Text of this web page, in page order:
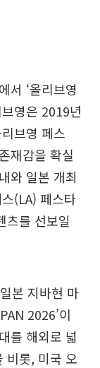
서 ‘올리브영
영은 2019년
브영 페스
재감을 확실
와 일본 개최
(LA) 페스타
츠를 선보일
본 지바현 마
2026’이
를 해외로 넓
비롯, 미국 오